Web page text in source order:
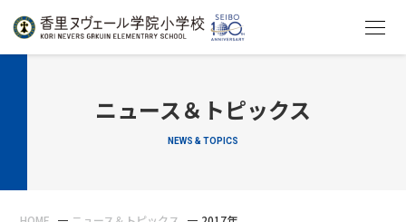
ニュース＆トピックス
NEWS & TOPICS